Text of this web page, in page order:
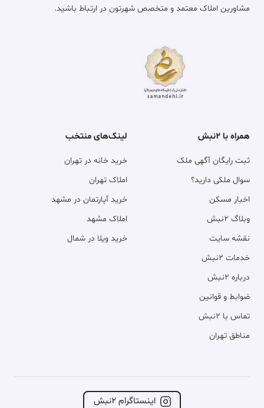
مشاورین املاک معتمد و متخصص شهرتون در ارتباط باشید.
همراه با ۲نبش
ثبت رایگان آگهی ملک
سوال ملکی دارید؟
اخبار مسکن
وبلاگ ۲نبش
نقشه سایت
خدمات ۲نبش
درباره ۲نبش
ضوابط و قوانین
تماس با ۲نبش
مناطق تهران
لینک‌های منتخب
خرید خانه در تهران
املاک تهران
خرید آپارتمان در مشهد
املاک مشهد
خرید ویلا در شمال
اینستاگرام ۲نبش